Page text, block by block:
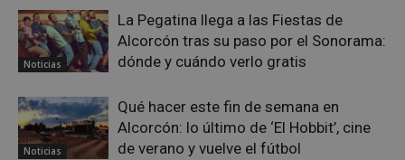
Noticias
La Pegatina llega a las Fiestas de
Alcorcón tras su paso por el Sonorama:
dónde y cuándo verlo gratis
Noticias
Qué hacer este fin de semana en
Alcorcón: lo último de ‘El Hobbit’, cine
de verano y vuelve el fútbol
AWSALBCORS
Amazon.com
Inc.
embed.bsky.app
Privacy Policy